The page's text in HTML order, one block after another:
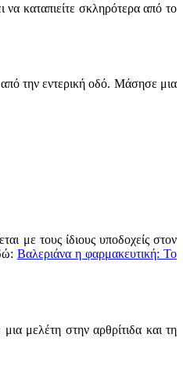
καταπιείτε σκληρότερα από το
από την εντερική οδό. Μάσησε μια
με τους ίδιους υποδοχείς στον
Βαλεριάνα η φαρμακευτική: Το
μελέτη στην αρθρίτιδα και τη